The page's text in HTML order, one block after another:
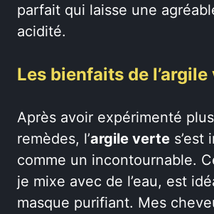
parfait qui laisse une
acidité.
Les bienfaits de
Après avoir expérimenté
remèdes, l’argile verte s’est
comme un incontournable.
je mixe avec de l’eau, est
masque purifiant. Mes